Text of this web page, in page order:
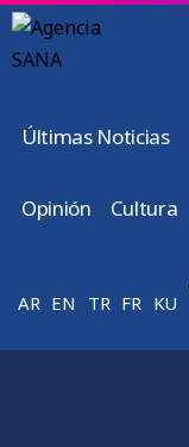
Últimas Noticias
Opinión Cultura
AR EN TR FR KU